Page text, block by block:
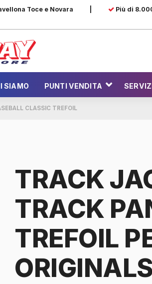
Toce e Novara
Più di
SIAMO PUNTI VENDITA
CLASSIC TREFOIL
TRACK
TRACK
TREFOIL
ORIGINALS